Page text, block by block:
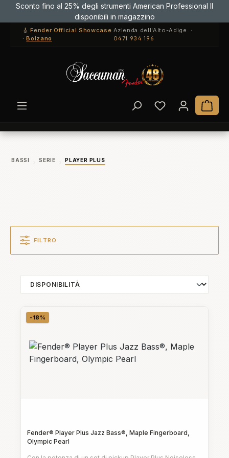
Passa al contenuto principale
Sconto fino al 25% degli strumenti American Professional II
disponibili in magazzino
🎸 Fender Official Showcase
·Bolzano
Azienda dell'Alto-Adige ·
0471 934 196
Hai 0 articoli
Il
BASSI SERIE PLAYER PLUS
FILTRO
Sconto
-18%
Fender® Player Plus Jazz Bass®, Maple Fingerboard,
Olympic Pearl